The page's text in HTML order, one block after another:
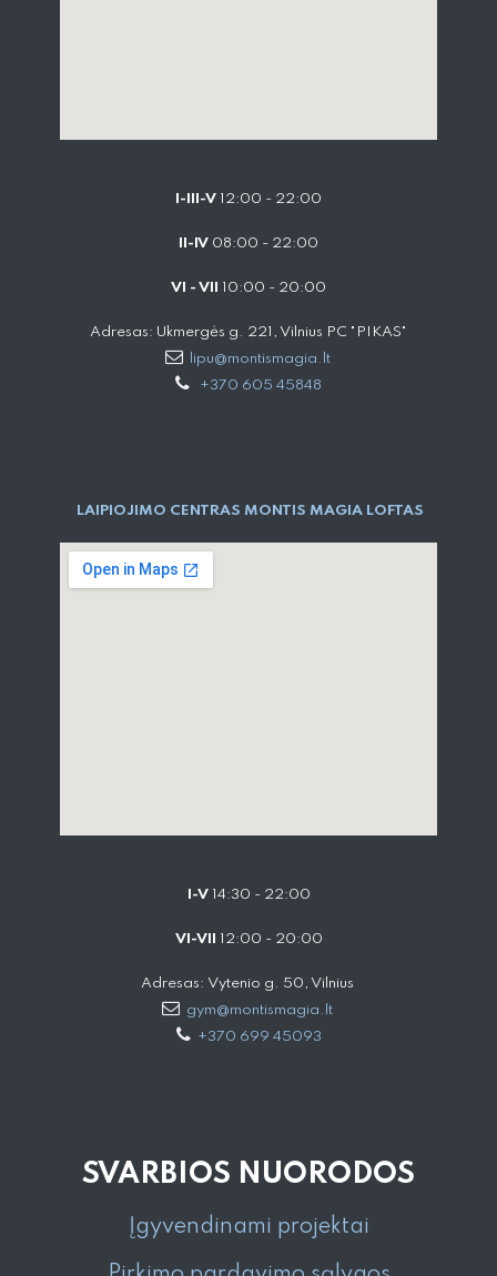
I-III-V 12:00 - 22:00
II-IV 08:00 - 22:00
VI - VII 10:00 - 20:00
Adresas: Ukmergės g. 221, Vilnius PC "PIKAS"
lipu@montismagia.lt
+370 605 45848
LAIPIOJIMO CENTRAS MONTIS MAGIA LOFTAS
I-V14:30 - 22:00
VI-VII 12:00 - 20:00
Adresas: Vytenio g. 50, Vilnius
gym@montismagia.lt
+370 699 45093
SVARBIOS NUORODOS
Įgyvendinami projektai